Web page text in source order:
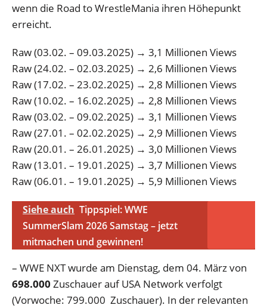
wenn die Road to WrestleMania ihren Höhepunkt
erreicht.
Raw (03.02. – 09.03.2025) → 3,1 Millionen Views
Raw (24.02. – 02.03.2025) → 2,6 Millionen Views
Raw (17.02. – 23.02.2025) → 2,8 Millionen Views
Raw (10.02. – 16.02.2025) → 2,8 Millionen Views
Raw (03.02. – 09.02.2025) → 3,1 Millionen Views
Raw (27.01. – 02.02.2025) → 2,9 Millionen Views
Raw (20.01. – 26.01.2025) → 3,0 Millionen Views
Raw (13.01. – 19.01.2025) → 3,7 Millionen Views
Raw (06.01. – 19.01.2025) → 5,9 Millionen Views
Siehe auch Tippspiel: WWE
SummerSlam 2026 Samstag – jetzt
mitmachen und gewinnen!
– WWE NXT wurde am Dienstag, dem 04. März von
698.000 Zuschauer auf USA Network verfolgt
(Vorwoche: 799.000 Zuschauer). In der relevanten